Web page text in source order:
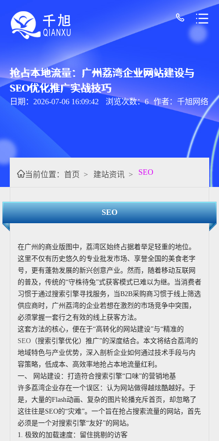
抢占本地流量：广州荔湾企业网站建设与
SEO优化推广实战技巧
日期：2026-07-06 16:09:42 浏览次数：6 作者：千旭网络
当前位置： 首页 > 建站资讯 > SEO
SEO
在广州的商业版图中，荔湾区始终占据着举足轻重的地位。
这里不仅有历史悠久的专业批发市场、享誉全国的美食老字
号，更有蓬勃发展的新兴创意产业。然而，随着移动互联网
的普及，传统的“守株待兔”式获客模式已难以为继。当消费者
习惯于通过搜索引擎寻找服务，当B2B采购商习惯于线上筛选
供应商时，广州荔湾的企业若想在激烈的市场竞争中突围，
必须掌握一套行之有效的线上获客方法。
这套方法的核心，便在于“高转化的网站建设”与“精准的
SEO （搜索引擎优化）推广”的深度结合。本文将结合荔湾的
地域特色与产业优势，深入剖析企业如何通过技术手段与内
容策略，低成本、高效率地抢占本地流量红利。
一、 网站建设：打造符合搜索引擎“口味”的营销地基
许多荔湾企业存在一个误区：认为网站做得越炫酷越好。于
是，大量的Flash动画、复杂的图片轮播充斥首页，却忽略了
这往往是SEO的“灾难”。一个旨在抢占搜索流量的网站，首先
必须是一个对搜索引擎“友好”的网站。
1. 极致的加载速度：留住挑剔的访客